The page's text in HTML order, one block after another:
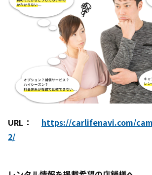
URL ： https://carlifenavi.com/
2/